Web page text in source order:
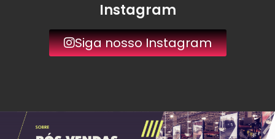
Instagram
Siga nosso Instagram